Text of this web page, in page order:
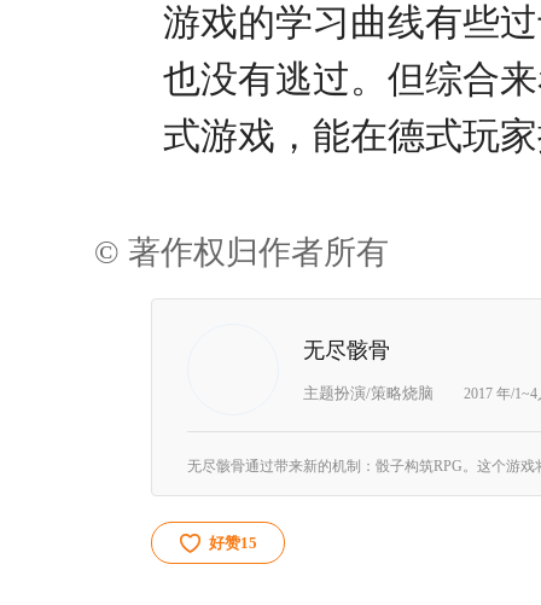
游戏的学习曲线有些
也没有逃过。但综合
式游戏，能在德式玩
© 著作权归作者所有
无尽骸骨
主题扮演/策略烧脑 2017 年/
好赞15